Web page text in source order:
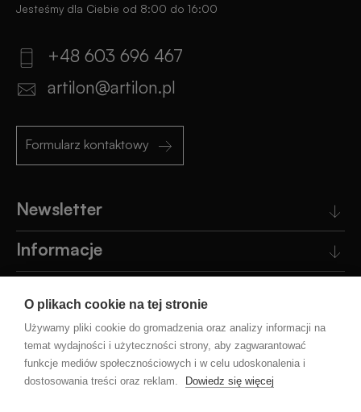
O plikach cookie na tej stronie
Używamy pliki cookie do gromadzenia oraz analizy informacji na
temat wydajności i użyteczności strony, aby zagwarantować
funkcje mediów społecznościowych i w celu udoskonalenia i
dostosowania treści oraz reklam.
Dowiedz się więcej
Jesteśmy dla Ciebie od 8:00 do 16:00
+48 603 696 467
artilon@artilon.pl
Formularz kontaktowy
Newsletter
Informacje
Pomoc
Blog